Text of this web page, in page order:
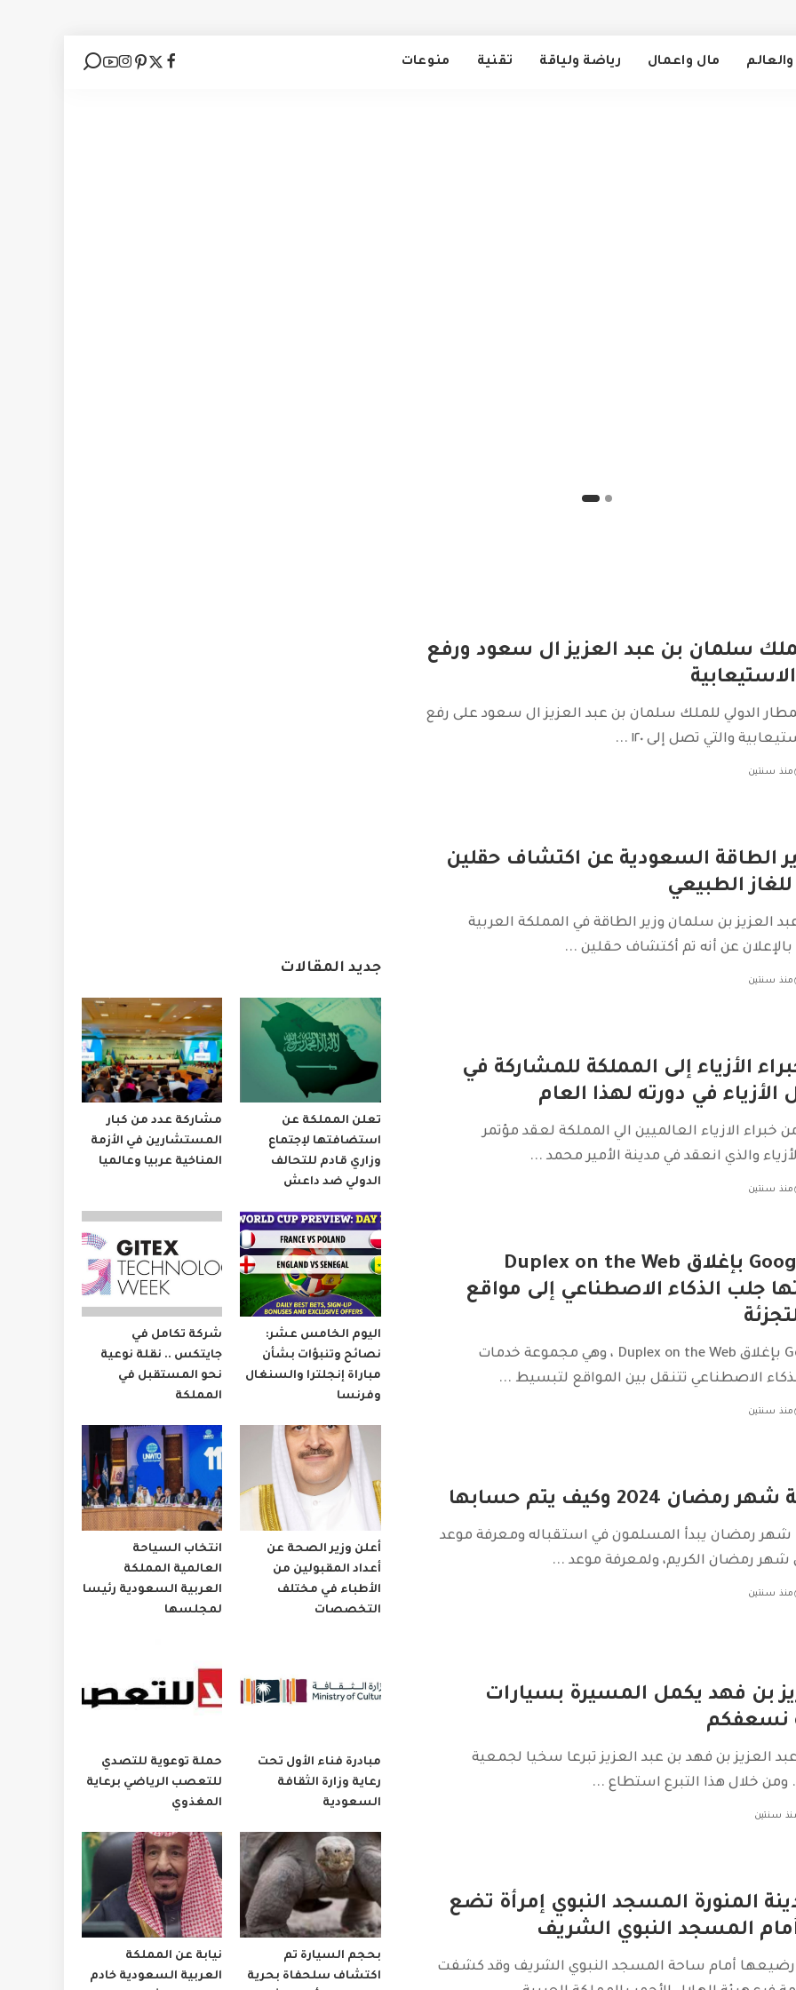
مال واعمال رياضة ولياقة تقنية منوعات
سلمان بن عبد العزيز ال سعود ورفع
الدولي للملك سلمان بن عبد العزيز ال سعود على رفع
والتي تصل إلى ١٢٠
...
منذ سنتين
الطاقة السعودية عن اكتشاف حقلين
الطبيعي
العزيز بن سلمان وزير الطاقة في المملكة العربية
بالإعلان عن أنه تم أكتشاف حقلين ...
منذ سنتين
الأزياء إلى المملكة للمشاركة في
في دورته لهذا العام
خبراء الازياء العالميين الي المملكة لعقد مؤتمر
والذي انعقد في مدينة الأمير محمد ...
منذ سنتين
تقوم Google بإغلاق Duplex on the Web
جلب الذكاء الاصطناعي إلى مواقع
تقوم Google بإغلاق Duplex on the Web ، وهي مجموعة خدمات
الاصطناعي تتنقل بين المواقع لتبسيط ...
منذ سنتين
2024 وكيف يتم حسابها
شهر رمضان يبدأ المسلمون في استقباله ومعرفة موعد
شهر رمضان الكريم، ولمعرفة موعد ...
منذ سنتين
بن فهد يكمل المسيرة بسيارات
نسعفكم
عبد العزيز بن فهد بن عبد العزيز تبرعا سخيا لجمعية
خلال هذا التبرع استطاع ...
سنتين
المنورة المسجد النبوي إمرأة تضع
المسجد النبوي الشريف
أمام ساحة المسجد النبوي الشريف وقد كشفت
جديد المقالات
تعلن المملكة عن
استضافتها لإجتماع
وزاري قادم للتحالف
الدولي ضد داعش
مشاركة عدد من كبار
المستشارين في الأزمة
المناخية عربيا وعالميا
اليوم الخامس عشر:
نصائح وتنبؤات بشأن
مباراة إنجلترا والسنغال
وفرنسا
شركة تكامل في
جايتكس .. نقلة نوعية
نحو المستقبل في
المملكة
أعلن وزير الصحة عن
أعداد المقبولين من
الأطباء في مختلف
التخصصات
انتخاب السياحة
العالمية المملكة
العربية السعودية رئيسا
لمجلسها
مبادرة فناء الأول تحت
رعاية وزارة الثقافة
السعودية
حملة توعوية للتصدي
للتعصب الرياضي برعاية
المغذوي
بحجم السيارة تم
اكتشاف سلحفاة بحرية
نيابة عن المملكة
العربية السعودية خادم